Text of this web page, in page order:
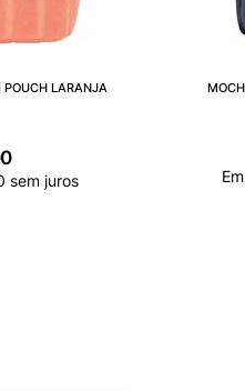
POUCH LARANJA
sem juros